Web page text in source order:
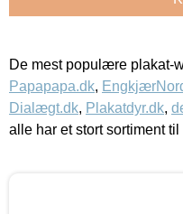
De mest populære plakat-
Papapapa.dk,
Dialægt.dk, Plakatdyr.dk,
alle har et stort sortiment til